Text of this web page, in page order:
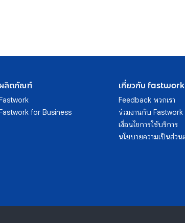
ผลิตภัณฑ์
for Business
เกี่ยวกับ fastwork
Feedback พวกเรา
ร่วมงานกับ Fastwork
เงื่อนไขการใช้บริการ
นโยบายความเป็นส่วน